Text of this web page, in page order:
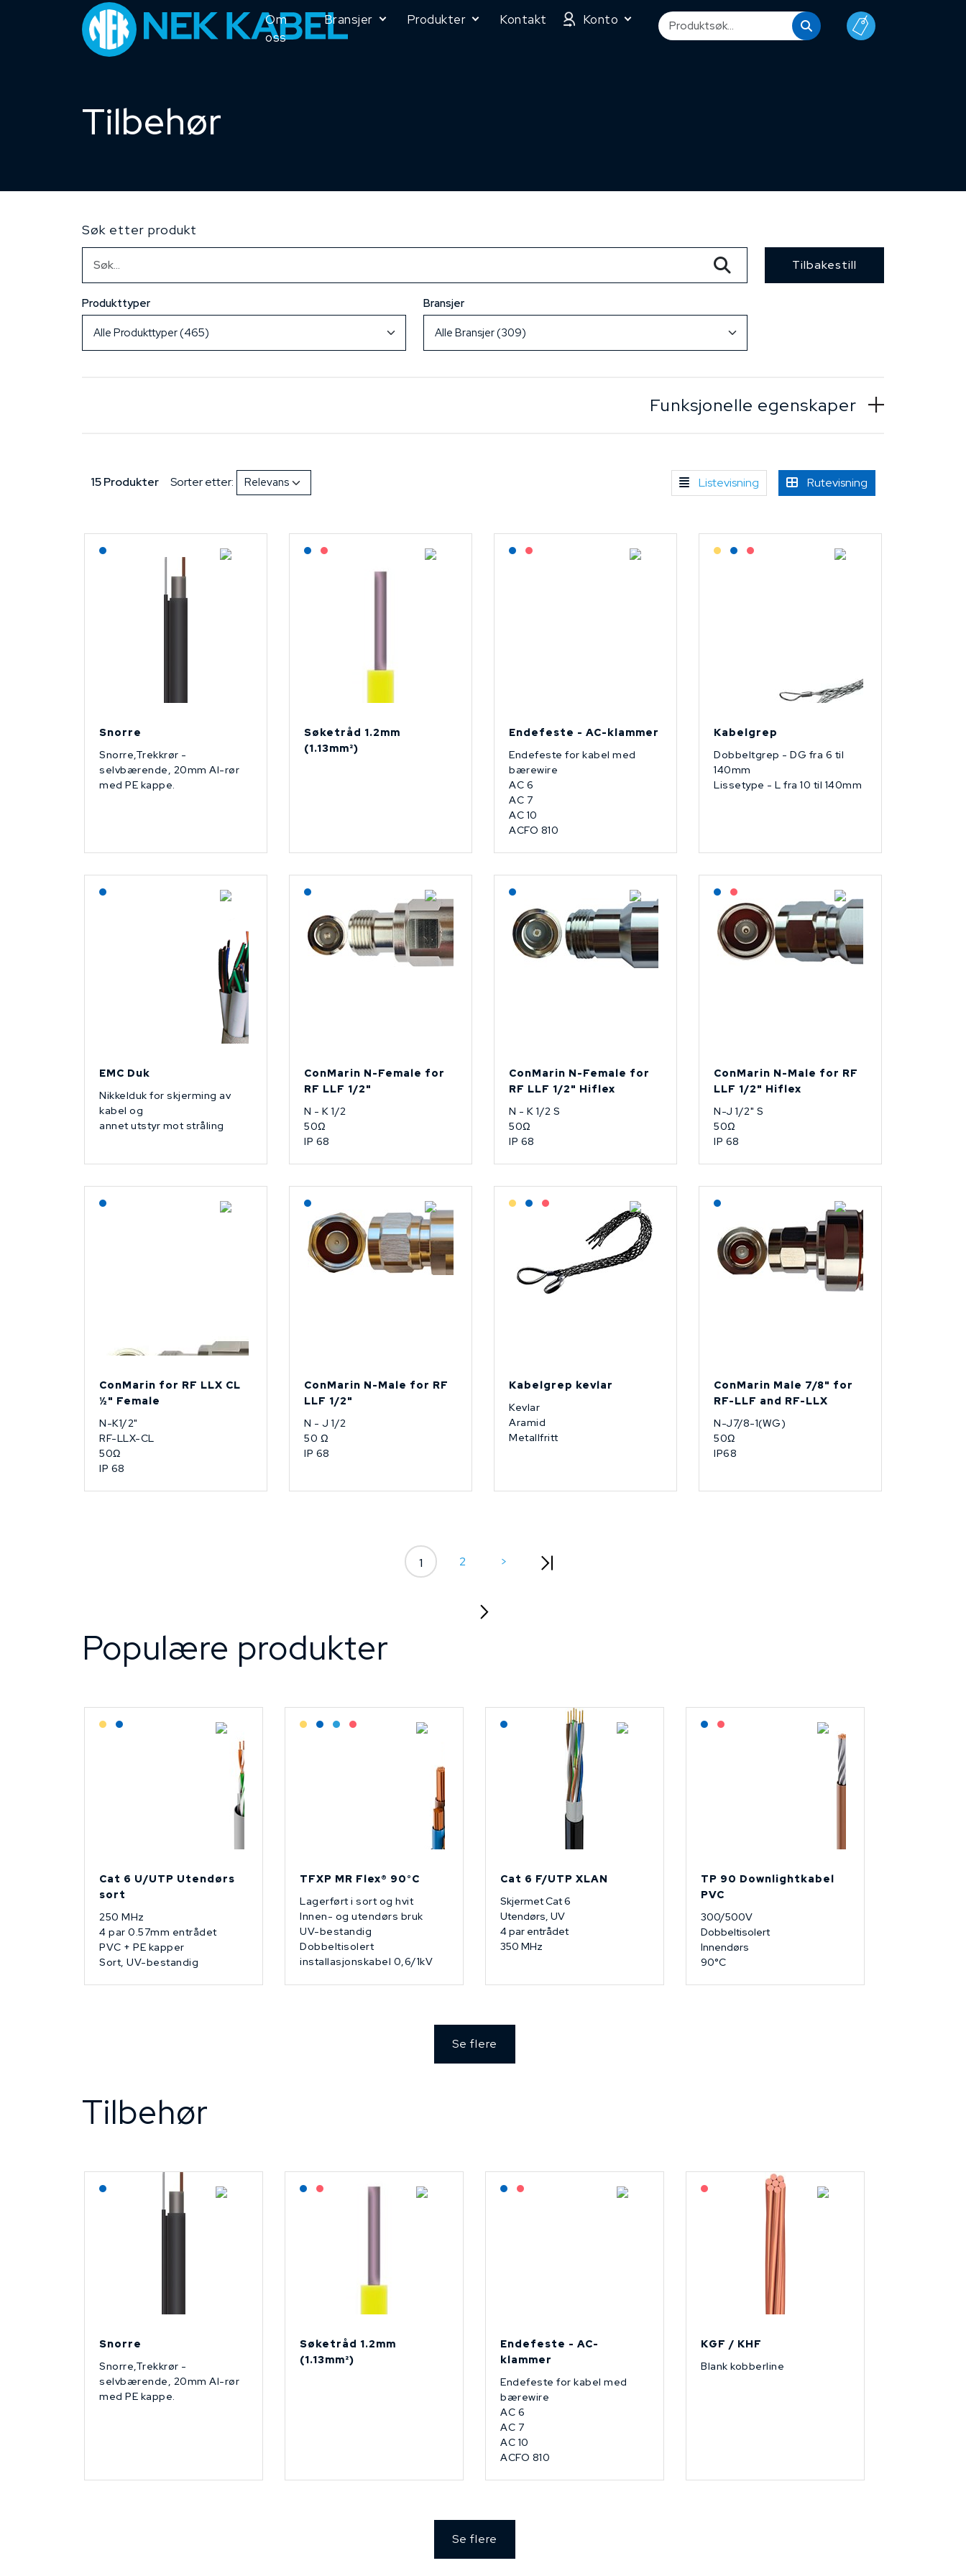
Om
oss
Bransjer Produkter Kontakt Konto
Tilbehør
Søk etter produkt
Tilbakestill
Produkttyper Bransjer
Funksjonelle egenskaper
15 Produkter Sorter etter: Listevisning Rutevisning
Snorre
Snorre,Trekkrør -
selvbærende, 20mm Al-rør
med PE kappe.
Lagerført: NEK Kabel
Søketråd 1.2mm
(1.13mm²)
Lagerført: NEK Kabel
Endefeste - AC-klammer
Endefeste for kabel med
bærewire
AC 6
AC 7
AC 10
ACFO 810
Lagerført: Grossist
Lagerført: NEK Kabel
Kabelgrep
Dobbeltgrep - DG fra 6 til
140mm
Lissetype - L fra 10 til 140mm
EMC Duk
Nikkelduk for skjerming av
kabel og
annet utstyr mot stråling
ConMarin N-Female for
RF LLF 1/2"
N - K 1/2
50Ω
IP 68
ConMarin N-Female for
RF LLF 1/2" Hiflex
N - K 1/2 S
50Ω
IP 68
Lagerført: NEK Kabel
ConMarin N-Male for RF
LLF 1/2" Hiflex
N-J 1/2" S
50Ω
IP 68
ConMarin for RF LLX CL
½" Female
N-K1/2"
RF-LLX-CL
50Ω
IP 68
ConMarin N-Male for RF
LLF 1/2"
N - J 1/2
50 Ω
IP 68
Lagerført: Grossist
Lagerført: NEK Kabel
Kabelgrep kevlar
Kevlar
Aramid
Metallfritt
ConMarin Male 7/8" for
RF-LLF and RF-LLX
N-J7/8-1(WG)
50Ω
IP68
1 2 >
Populære produkter
Lagerført: Grossist
Lagerført: NEK Kabel
Cat 6 U/UTP Utendørs
sort
250 MHz
4 par 0.57mm entrådet
PVC + PE kapper
Sort, UV-bestandig
Lagerført: Grossist
Lagerført: NEK Kabel
Bestilling: 2-3 uker
På forespørsel
TFXP MR Flex® 90°C
Lagerført i sort og hvit
Innen- og utendørs bruk
UV-bestandig
Dobbeltisolert
installasjonskabel 0,6/1kV
Lagerført: NEK Kabel
Cat 6 F/UTP XLAN
Skjermet Cat 6
Utendørs, UV
4 par entrådet
350 MHz
Lagerført: NEK Kabel
TP 90 Downlightkabel
PVC
300/500V
Dobbeltisolert
Innendørs
90°C
Se flere
Tilbehør
Snorre
Snorre,Trekkrør -
selvbærende, 20mm Al-rør
med PE kappe.
Lagerført: NEK Kabel
På forespørsel
Søketråd 1.2mm
(1.13mm²)
Lagerført: NEK Kabel
Endefeste - AC-
klammer
Endefeste for kabel med
bærewire
AC 6
AC 7
AC 10
ACFO 810
På forespørsel
KGF / KHF
Blank kobberline
Se flere